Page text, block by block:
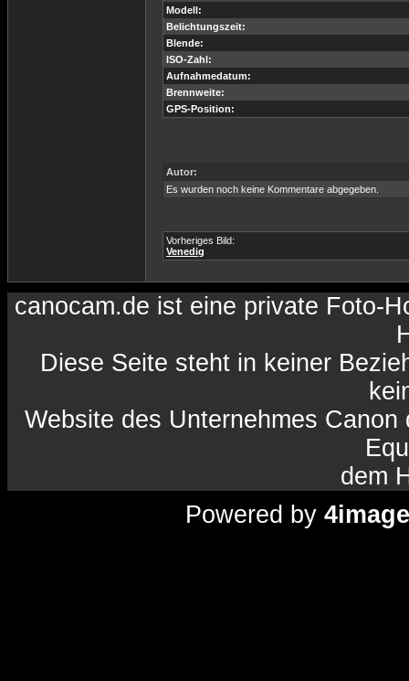
Modell:
Belichtungszeit:
Blende:
ISO-Zahl:
Aufnahmedatum:
Brennweite:
GPS-Position:
Autor:
Es wurden noch keine Kommentare abgegeben.
Vorheriges Bild:
Venedig
canocam.de ist eine private Foto-
Diese Seite steht in keiner
Website des Unternehmes
dem
Powered by